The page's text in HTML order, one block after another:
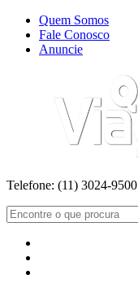
Quem Somos
Fale Conosco
Anuncie
Telefone: (11) 3024-9500